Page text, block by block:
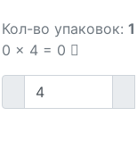
Кол-во упаковок: 1
0 x 4 = 0